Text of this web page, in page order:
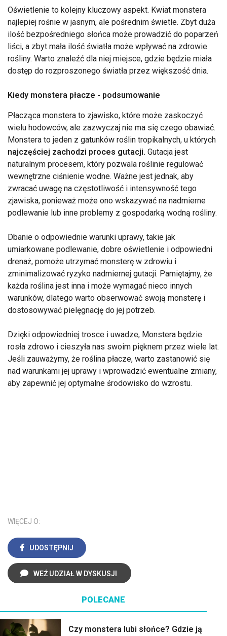
Oświetlenie to kolejny kluczowy aspekt. Kwiat monstera
najlepiej rośnie w jasnym, ale pośrednim świetle. Zbyt duża
ilość bezpośredniego słońca może prowadzić do poparzeń
liści, a zbyt mała ilość światła może wpływać na zdrowie
rośliny. Warto znaleźć dla niej miejsce, gdzie będzie miała
dostęp do rozproszonego światła przez większość dnia.
Kiedy monstera płacze - podsumowanie
Płacząca monstera to zjawisko, które może zaskoczyć
wielu hodowców, ale zazwyczaj nie ma się czego obawiać.
Monstera to jeden z gatunków roślin tropikalnych, u których
najczęściej zachodzi proces gutacji. Gutacja jest
naturalnym procesem, który pozwala roślinie regulować
wewnętrzne ciśnienie wodne. Ważne jest jednak, aby
zwracać uwagę na częstotliwość i intensywność tego
zjawiska, ponieważ może ono wskazywać na nadmierne
podlewanie lub inne problemy z gospodarką wodną rośliny.
Dbanie o odpowiednie warunki uprawy, takie jak
umiarkowane podlewanie, dobre oświetlenie i odpowiedni
drenaż, pomoże utrzymać monsterę w zdrowiu i
zminimalizować ryzyko nadmiernej gutacji. Pamiętajmy, że
każda roślina jest inna i może wymagać nieco innych
warunków, dlatego warto obserwować swoją monsterę i
dostosowywać pielęgnację do jej potrzeb.
Dzięki odpowiedniej trosce i uwadze, Monstera będzie
rosła zdrowo i cieszyła nas swoim pięknem przez wiele lat.
Jeśli zauważymy, że roślina płacze, warto zastanowić się
nad warunkami jej uprawy i wprowadzić ewentualne zmiany,
aby zapewnić jej optymalne środowisko do wzrostu.
WIĘCEJ O:
UDOSTĘPNIJ
WEŹ UDZIAŁ W DYSKUSJI
POLECANE
Czy monstera lubi słońce? Gdzie ją